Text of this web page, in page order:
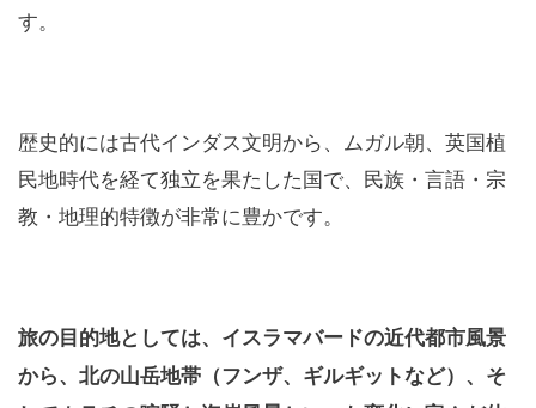
す。
歴史的には古代インダス文明から、ムガル朝、英国植
民地時代を経て独立を果たした国で、民族・言語・宗
教・地理的特徴が非常に豊かです。
旅の目的地としては、イスラマバードの近代都市風景
から、北の山岳地帯（フンザ、ギルギットなど）、そ